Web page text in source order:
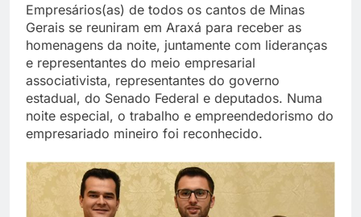
Empresários(as) de todos os cantos de Minas
Gerais se reuniram em Araxá para receber as
homenagens da noite, juntamente com lideranças
e representantes do meio empresarial
associativista, representantes do governo
estadual, do Senado Federal e deputados. Numa
noite especial, o trabalho e empreendedorismo do
empresariado mineiro foi reconhecido.